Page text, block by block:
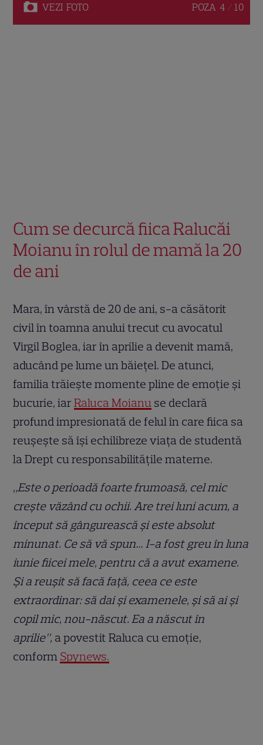
VEZI FOTO POZA 4 / 10
Cum se decurcă fiica Ralucăi
Moianu în rolul de mamă la 20
de ani
Mara, în vârstă de 20 de ani, s-a căsătorit
civil în toamna anului trecut cu avocatul
Virgil Boglea, iar în aprilie a devenit mamă,
aducând pe lume un băiețel. De atunci,
familia trăiește momente pline de emoție și
bucurie, iarRaluca Moianu se declară
profund impresionată de felul în care fiica sa
reușește să își echilibreze viața de studentă
la Drept cu responsabilitățile materne.
„Este o perioadă foarte frumoasă, cel mic
crește văzând cu ochii. Are trei luni acum, a
început să gângurească și este absolut
minunat. Ce să vă spun… I-a fost greu în luna
iunie fiicei mele, pentru că a avut examene.
Și a reușit să facă față, ceea ce este
extraordinar: să dai și examenele, și să ai și
copil mic, nou-născut. Ea a născut în
aprilie”, a povestit Raluca cu emoție,
conform Spynews.